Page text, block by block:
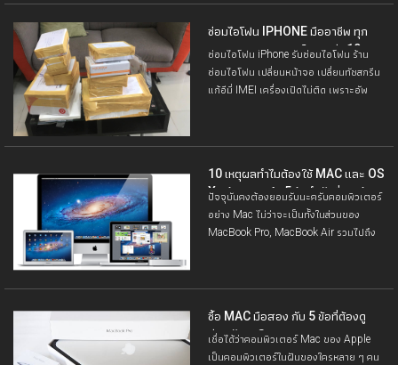
ซ่อมไอโฟน IPHONE มืออาชีพ ทุก
อาการ ประสบการณ์มากกว่า 10 ปี
ซ่อมไอโฟน iPhone รับซ่อมไอโฟน ร้าน
ซ่อมไอโฟน เปลี่ยนหน้าจอ เปลี่ยนทัชสกรีน
แก้อีมี่ IMEI เครื่องเปิดไม่ติด เพราะอัพ
10 เหตุผลทำไมต้องใช้ MAC และ OS
X พร้อมบอกถึง 5 ข้อจำกัดที่ควรรู้
ปัจจุบันคงต้องยอมรับนะครับคอมพิวเตอร์
อย่าง Mac ไม่ว่าจะเป็นทั้งในส่วนของ
MacBook Pro, MacBook Air รวมไปถึง
ซื้อ MAC มือสอง กับ 5 ข้อที่ต้องดู
ก่อนตัดสินใจ
เชื่อได้ว่าคอมพิวเตอร์ Mac ของ Apple
เป็นคอมพิวเตอร์ในฝันของใครหลาย ๆ คน